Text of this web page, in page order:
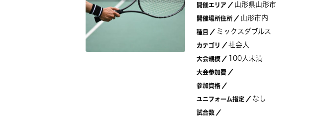
開催エリア ／ 山形県山形市
開催場所住所 ／ 山形市内
種目 ／ ミックスダブルス
カテゴリ ／ 社会人
大会規模 ／ 100人未満
大会参加費 ／
参加資格 ／
ユニフォーム指定 ／ なし
試合数 ／